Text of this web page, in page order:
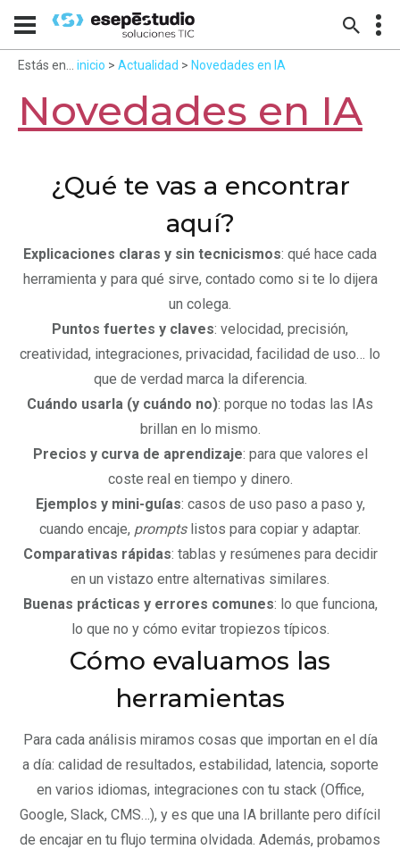
Estás en... inicio > Actualidad > Novedades en IA
Novedades en IA
¿Qué te vas a encontrar
aquí?
Explicaciones claras y sin tecnicismos: qué hace cada
herramienta y para qué sirve, contado como si te lo dijera
un colega.
Puntos fuertes y claves: velocidad, precisión,
creatividad, integraciones, privacidad, facilidad de uso… lo
que de verdad marca la diferencia.
Cuándo usarla (y cuándo no): porque no todas las IAs
brillan en lo mismo.
Precios y curva de aprendizaje: para que valores el
coste real en tiempo y dinero.
Ejemplos y mini-guías: casos de uso paso a paso y,
cuando encaje, promptslistos para copiar y adaptar.
Comparativas rápidas: tablas y resúmenes para decidir
en un vistazo entre alternativas similares.
Buenas prácticas y errores comunes: lo que funciona,
lo que no y cómo evitar tropiezos típicos.
Cómo evaluamos las
herramientas
Para cada análisis miramos cosas que importan en el día
a día: calidad de resultados, estabilidad, latencia, soporte
en varios idiomas, integraciones con tu stack (Office,
Google, Slack, CMS…), y es que una IA brillante pero difícil
de encajar en tu flujo termina olvidada. Además, probamos